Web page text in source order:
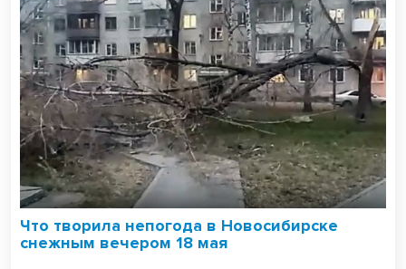
Что творила непогода в Новосибирске
снежным вечером 18 мая